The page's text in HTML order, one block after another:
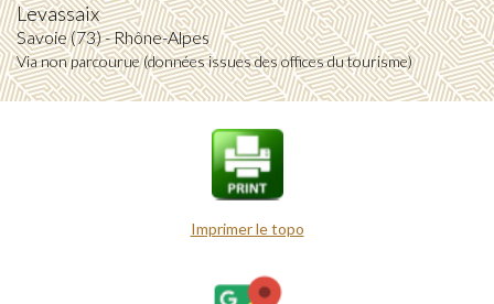
Levassaix
Savoie (73) - Rhône-Alpes
Via non parcourue (données issues des offices du tourisme)
Imprimer le topo